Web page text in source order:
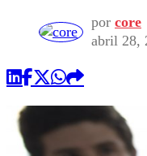
Opinión
por core
abril 28,